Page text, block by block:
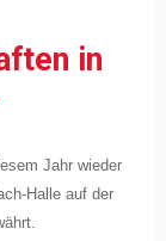
in
Jahr wieder
Halle auf der